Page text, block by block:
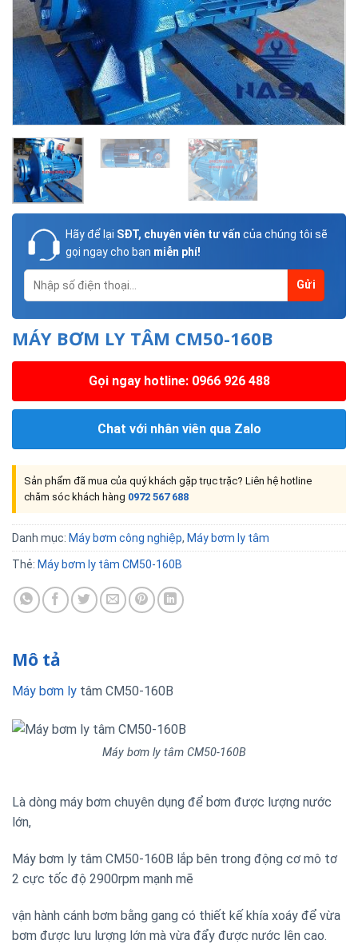
Hãy để lại SĐT, chuyên viên tư vấn của chúng tôi sẽ
gọi ngay cho bạn miễn phí!
MÁY BƠM LY TÂM CM50-160B
Gọi ngay hotline: 0966 926 488
Chat với nhân viên qua Zalo
Sản phẩm đã mua của quý khách gặp trục trặc? Liên hệ hotline
chăm sóc khách hàng 0972 567 688
Danh mục: Máy bơm công nghiệp, Máy bơm ly tâm
Thẻ: Máy bơm ly tâm CM50-160B
Mô tả
Máy bơm ly tâm CM50-160B
Máy bơm ly tâm CM50-160B
Là dòng máy bơm chuyên dụng để bơm được lượng nước
lớn,
Máy bơm ly tâm CM50-160B lắp bên trong động cơ mô tơ
2 cực tốc độ 2900rpm mạnh mẽ
vận hành cánh bơm bằng gang có thiết kế khía xoáy để vừa
bơm được lưu lượng lớn mà vừa đẩy được nước lên cao.